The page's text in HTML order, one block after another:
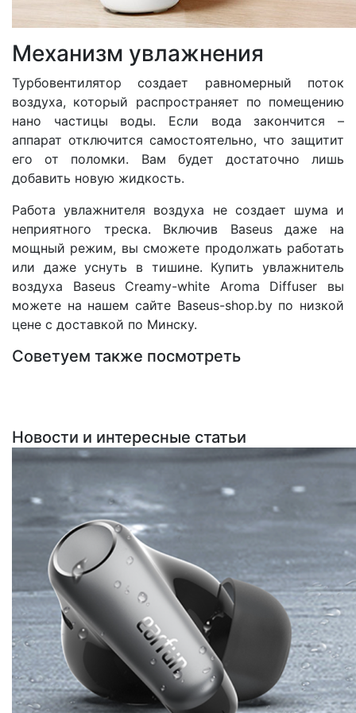
Механизм увлажнения
Турбовентилятор создает равномерный поток
воздуха, который распространяет по помещению
нано частицы воды. Если вода закончится –
аппарат отключится самостоятельно, что защитит
его от поломки. Вам будет достаточно лишь
добавить новую жидкость.
Работа увлажнителя воздуха не создает шума и
неприятного треска. Включив Baseus даже на
мощный режим, вы сможете продолжать работать
или даже уснуть в тишине. Купить увлажнитель
воздуха Baseus Creamy-white Aroma Diffuser вы
можете на нашем сайте Baseus-shop.by по низкой
цене с доставкой по Минску.
Советуем также посмотреть
Новости и интересные статьи